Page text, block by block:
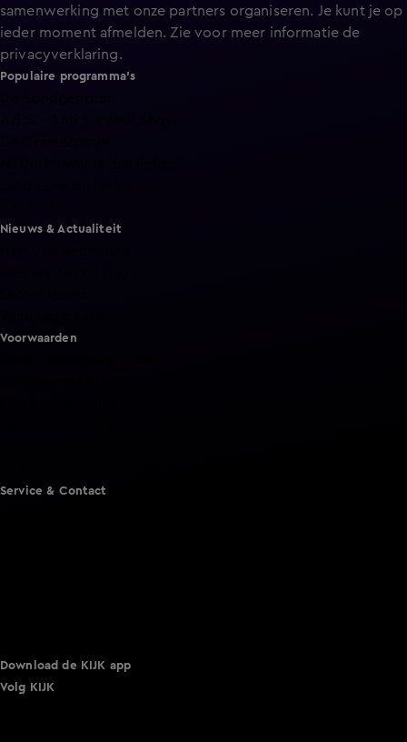
samenwerking met onze partners organiseren. Je kunt je op
ieder moment afmelden. Zie voor meer informatie de
privacyverklaring.
Populaire programma's
Nieuws & Actualiteit
Voorwaarden
Service & Contact
Download de KIJK app
Volg KIJK